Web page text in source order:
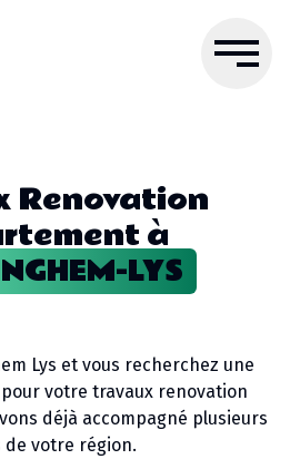
Renovation
à
LYS
Lys et vous recherchez une
votre travaux renovation
déjà accompagné plusieurs
de votre région.